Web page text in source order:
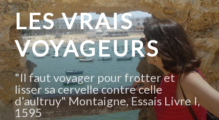
Aller
au
contenu
principal
LES VRAIS
VOYAGEURS
"Il faut voyager pour frotter et
lisser sa cervelle contre celle
d'aultruy" Montaigne, Essais Livre I,
1595